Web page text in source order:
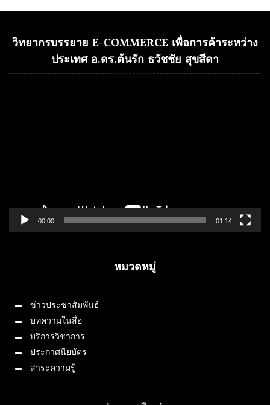
วิทยากรบรรยาย E-COMMERCE เพื่อการค้าระหว่าง
ประเทศ อ.ดร.ต้นรัก ธวัชชัย สุขสีดา
00:00 01:14
หมวดหมู่
ข่าวประชาสัมพันธ์
บทความในสื่อ
บริการวิชาการ
ประกาศนียบัตร
สาระความรู้